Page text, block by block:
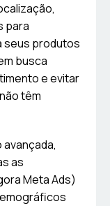
para
seus produtos
busca
e evitar
têm
as
Meta Ads)